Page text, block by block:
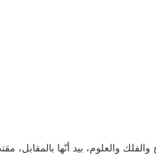
والعلوم، بيد أنّها بالمقابل،